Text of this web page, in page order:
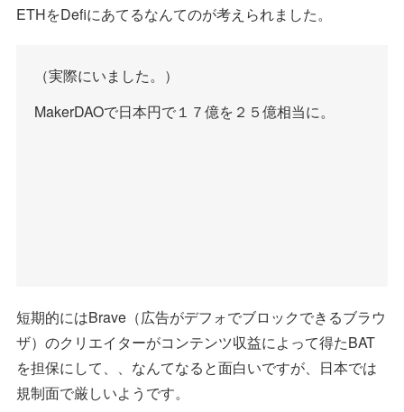
ETHをDefiにあてるなんてのが考えられました。
（実際にいました。）
MakerDAOで日本円で１７億を２５億相当に。
短期的にはBrave（広告がデフォでブロックできるブラウ
ザ）のクリエイターがコンテンツ収益によって得たBAT
を担保にして、、なんてなると面白いですが、日本では
規制面で厳しいようです。